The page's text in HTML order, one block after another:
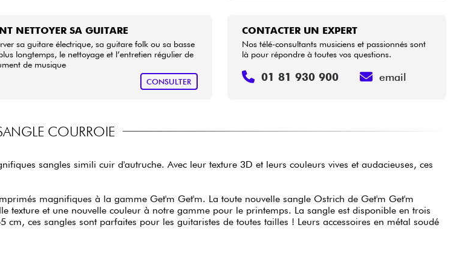
NETTOYER SA GUITARE
sa guitare électrique, sa guitare folk ou sa basse
longtemps, le nettoyage et l’entretien régulier de
de musique
CONSULTER
CONTACTER UN EXPERT
Nos télé-consultants musiciens et passionnés sont
là pour répondre à toutes vos questions.
01 81 930 900 email
COURROIE
sangles simili cuir d'autruche. Avec leur texture 3D et leurs couleurs vives et audacieuses, ces
magnifiques à la gamme Get'm Get'm. La toute nouvelle sangle Ostrich de Get'm Get'm
texture et une nouvelle couleur à notre gamme pour le printemps. La sangle est disponible en trois
ces sangles sont parfaites pour les guitaristes de toutes tailles ! Leurs accessoires en métal soudé